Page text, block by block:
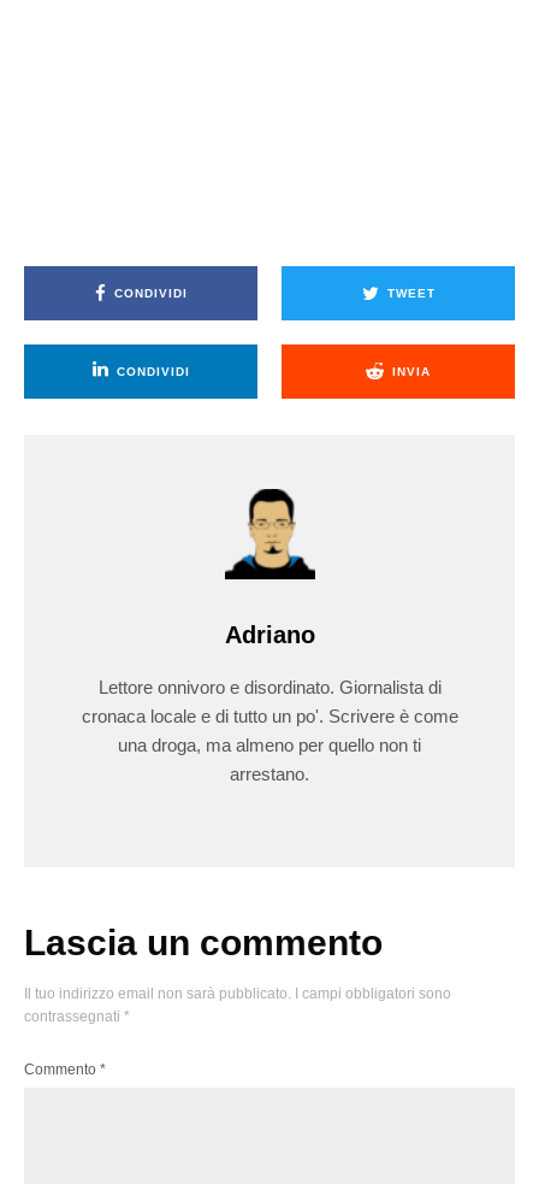
CONDIVIDI TWEET
CONDIVIDI INVIA
Adriano
Lettore onnivoro e disordinato. Giornalista di
cronaca locale e di tutto un po'. Scrivere è come
una droga, ma almeno per quello non ti
arrestano.
Lascia un commento
Il tuo indirizzo email non sarà pubblicato.
I campi obbligatori sono
contrassegnati *
Commento *